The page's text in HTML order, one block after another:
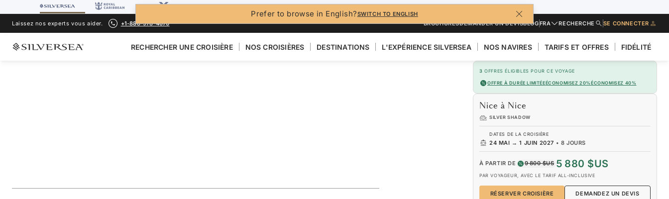
Prefer to browse in English?SWITCH TO ENGLISH
Laissez nos experts vous aider.
+1-888-978-4070 BROCHURESDEMANDER UN DEVISBLOGFRA RECHERCHE SE CONNECTER
RECHERCHER UNE CROISIÈRE NOS CROISIÈRES DESTINATIONS L'EXPÉRIENCE SILVERSEA NOS NAVIRES TARIFS ET OFFRES FIDÉLITÉ
3 OFFRES ÉLIGIBLES POUR CE VOYAGE
OFFRE À DURÉE LIMITÉEÉCONOMISEZ 20%ÉCONOMISEZ 40%
Nice à Nice
SILVER SHADOW
DATES DE LA CROISIÈRE
24 MAI → 1 JUIN 2027 • 8 JOURS
À PARTIR DE 9 800 $US 5 880 $US
PAR VOYAGEUR, AVEC LE TARIF ALL-INCLUSIVE
RÉSERVER CROISIÈRE
DEMANDEZ UN DEVIS